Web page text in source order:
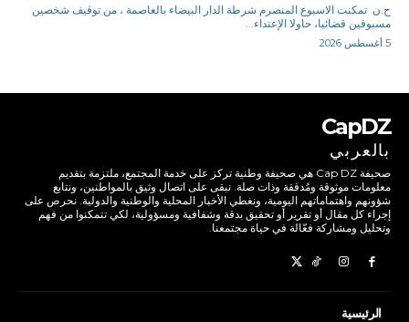
ح.ن تمكنت الاسبوع المنصرم شرطة الدار البيضاء بالعاصمة ، من توقيف شخصين
مسبوقين قضائيا، حاولا الإعتداء...
5 أغسطس 2026
CapDZ
بالعربي
صحيفة Cap DZ هي صحيفة وطنية تركز على خدمة المجتمع، ملتزمة بتقديم
معلومات موثوقة ومُدققة وذات صلة. نبقى على اتصال وثيق بالمواطنين، ونتابع
شؤونهم واهتماماتهم اليومية، ونغطي الأخبار المحلية والوطنية والدولية. نحرص على
إجراء كل مقال أو تقرير أو تحقيق بدقة وشفافية ومسؤولية، لكي تتمكنوا من فهم
وتحليل ومشاركة فعّالة في حياة مجتمعنا.
الرئيسية